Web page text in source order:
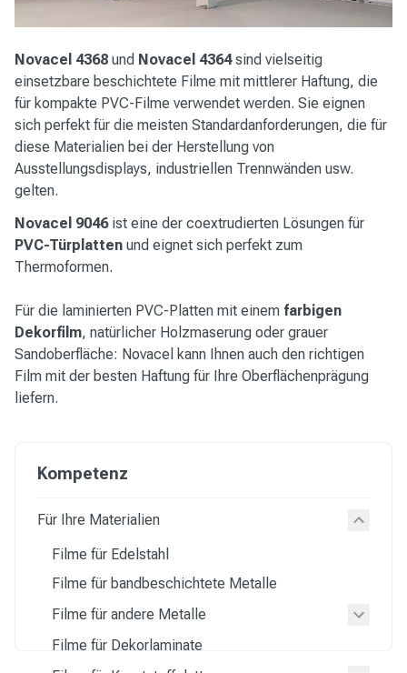
Novacel 4368 und Novacel 4364 sind vielseitig
einsetzbare beschichtete Filme mit mittlerer Haftung, die
für kompakte PVC-Filme verwendet werden. Sie eignen
sich perfekt für die meisten Standardanforderungen, die für
diese Materialien bei der Herstellung von
Ausstellungsdisplays, industriellen Trennwänden usw.
gelten.
Novacel 9046ist eine der coextrudierten Lösungen für
PVC-Türplatten und eignet sich perfekt zum
Thermoformen.
Für die laminierten PVC-Platten mit einem farbigen
Dekorfilm, natürlicher Holzmaserung oder grauer
Sandoberfläche: Novacel kann Ihnen auch den richtigen
Film mit der besten Haftung für Ihre Oberflächenprägung
liefern.
Kompetenz
Für Ihre Materialien
Filme für Edelstahl
Filme für bandbeschichtete Metalle
Filme für andere Metalle
Filme für Dekorlaminate